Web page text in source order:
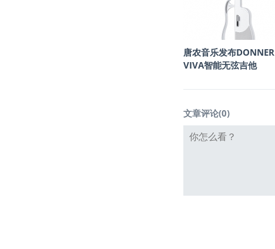
唐农音乐发布DONNER
VIVA智能无弦吉他
文章评论(0)